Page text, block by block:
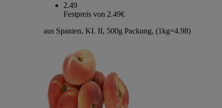
2.49
Festpreis von 2.49€
aus Spanien, KI. II, 500g Packung, (1kg=4.98)